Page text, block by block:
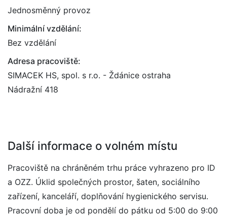
Jednosměnný provoz
Minimální vzdělání:
Bez vzdělání
Adresa pracoviště:
SIMACEK HS, spol. s r.o. - Ždánice ostraha
Nádražní 418
Další informace o volném místu
Pracoviště na chráněném trhu práce vyhrazeno pro ID
a OZZ. Úklid společných prostor, šaten, sociálního
zařízení, kanceláří, doplňování hygienického servisu.
Pracovní doba je od pondělí do pátku od 5:00 do 9:00